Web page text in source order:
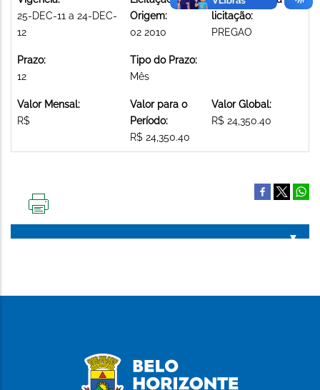
25-DEC-11 a 24-DEC-
12
Origem:
02 2010
licitação:
PREGAO
Prazo:
12
Tipo do Prazo:
Mês
Valor Mensal:
R$
Valor para o
Período:
R$ 24,350.40
Valor Global:
R$ 24,350.40
PÁGINA